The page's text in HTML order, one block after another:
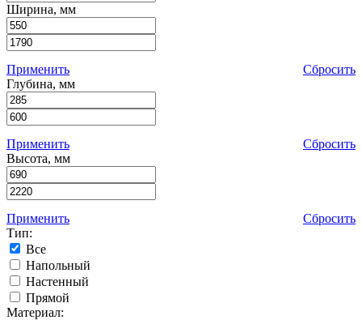
Ширина, мм
Применить
Сбросить
Глубина, мм
Применить
Сбросить
Высота, мм
Применить
Сбросить
Тип:
Все
Напольный
Настенный
Прямой
Материал: